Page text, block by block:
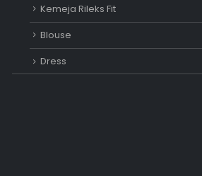
Kemeja Rileks Fit
Blouse
Dress